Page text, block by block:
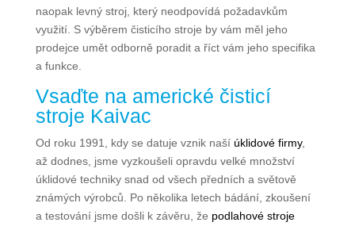
naopak levný stroj, který neodpovídá požadavkům
využití. S výběrem čisticího stroje by vám měl jeho
prodejce umět odborně poradit a říct vám jeho specifika
a funkce.
Vsaďte na americké čisticí
stroje Kaivac
Od roku 1991, kdy se datuje vznik naší úklidové firmy,
až dodnes, jsme vyzkoušeli opravdu velké množství
úklidové techniky snad od všech předních a světově
známých výrobců. Po několika letech bádání, zkoušení
a testování jsme došli k závěru, že podlahové stroje